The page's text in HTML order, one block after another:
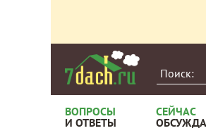
ВОПРОСЫ
И ОТВЕТЫ
СЕЙЧАС